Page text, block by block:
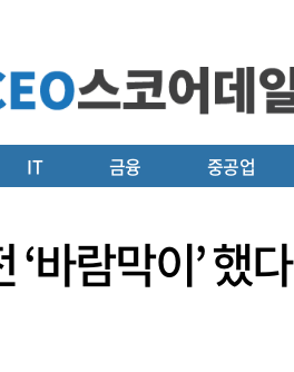
IT 금융 중공업
‘바람막이’ 했